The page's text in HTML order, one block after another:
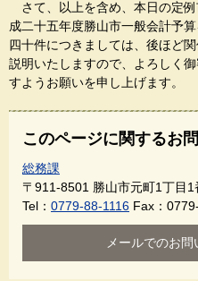
さて、以上を含め、本日の定
成二十五年度勝山市一般会計予
四十件につきましては、後ほど
説明いたしますので、よろしく
すようお願いを申し上げます。
このページに関するお
総務課
〒911-8501 勝山市元町1丁目
Tel： 0779-88-1116 Fax：
メールでのお問